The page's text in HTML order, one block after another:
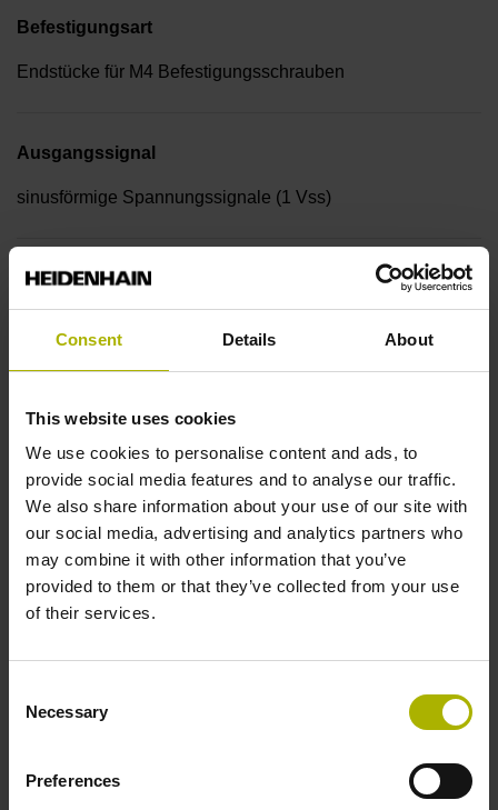
Consent Details About
This website uses cookies
We use cookies to personalise content and ads, to
provide social media features and to analyse our traffic.
We also share information about your use of our site with
our social media, advertising and analytics partners who
may combine it with other information that you’ve
provided to them or that they’ve collected from your use
of their services.
Selection
Necessary
Preferences
Befestigungsart
Endstücke für M4 Befestigungsschrauben
Ausgangssignal
sinusförmige Spannungssignale (1 Vss)
Referenzmarkenlage
x Teilungsperiode
Weitere Referenzmarken
keine
Spannungsversorgung
5 V (+-10 %)